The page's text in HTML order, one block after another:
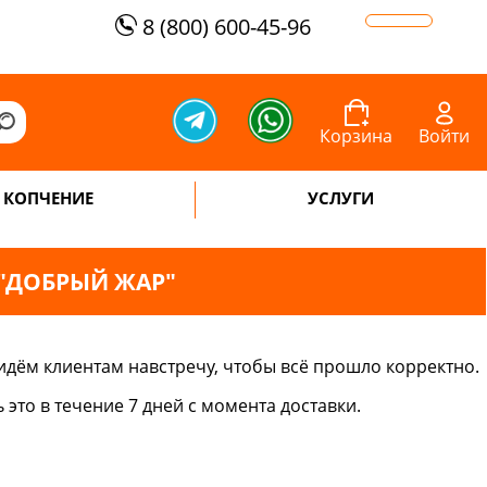
8 (800) 600-45-96
Корзина Войти
КОПЧЕНИЕ УСЛУГИ
ЖАР"
клиентам навстречу, чтобы всё прошло корректно.
в течение 7 дней с момента доставки.